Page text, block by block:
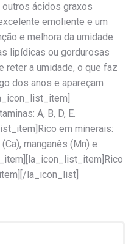
ácidos graxos
emoliente e um
e melhora da umidade
lipídicas ou gordurosas
reter a umidade, o que faz
dos anos e apareçam
A, B, D, E.
em minerais:
manganês (Mn) e
la_icon_list]